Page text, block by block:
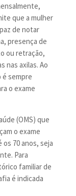
que a mulher
de notar
presença de
ou retração,
nas axilas. Ao
é sempre
o exame
(OMS) que
o exame
70 anos, seja
Para
familiar de
é indicada